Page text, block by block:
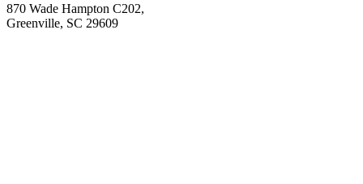
870 Wade Hampton C202,
Greenville, SC 29609